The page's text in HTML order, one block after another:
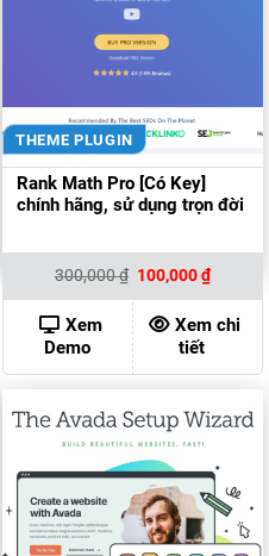
THEME PLUGIN
Rank Math Pro [Có Key]
chính hãng, sử dụng trọn đời
300,000₫ Giá
là:
300,000 ₫.
100,000₫Giá
hiện
tại
là:
Xem
Demo
Xem chi
tiết